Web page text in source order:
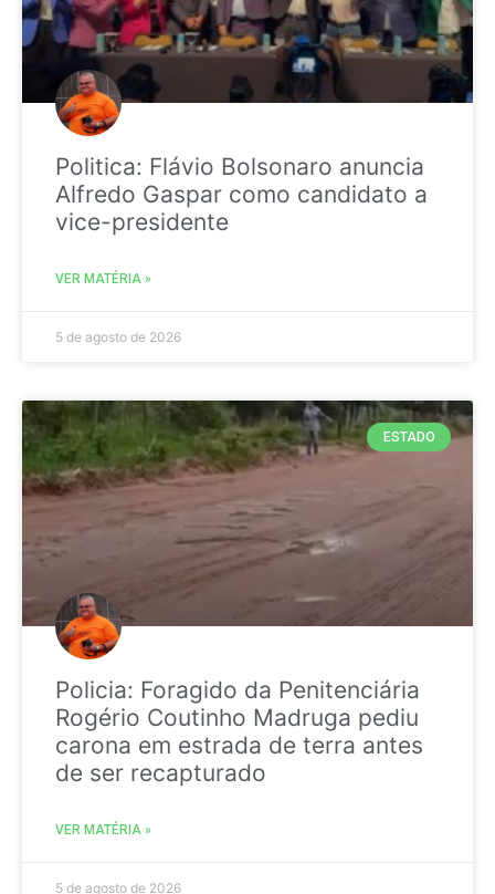
Politica: Flávio Bolsonaro anuncia
Alfredo Gaspar como candidato a
vice-presidente
VER MATÉRIA »
5 de agosto de 2026
ESTADO
Policia: Foragido da Penitenciária
Rogério Coutinho Madruga pediu
carona em estrada de terra antes
de ser recapturado
VER MATÉRIA »
5 de agosto de 2026